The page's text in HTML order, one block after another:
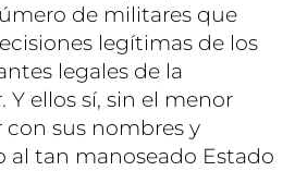
de militares que
legítimas de los
legales de la
ellos sí, sin el menor
con sus nombres y
al tan manoseado Estado